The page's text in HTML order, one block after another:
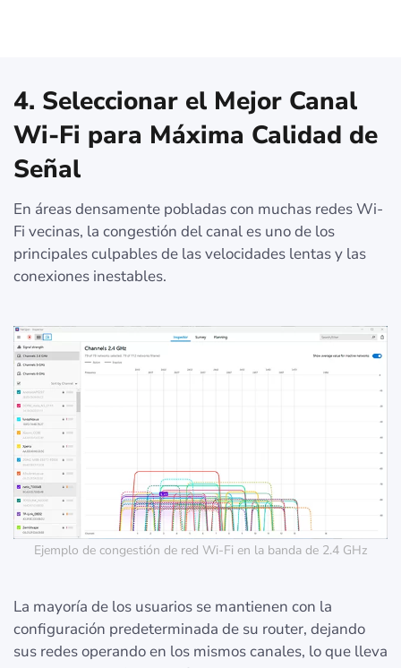
4. Seleccionar el Mejor Canal
Wi-Fi para Máxima Calidad de
Señal
En áreas densamente pobladas con muchas redes Wi-
Fi vecinas, la congestión del canal es uno de los
principales culpables de las velocidades lentas y las
conexiones inestables.
Ejemplo de congestión de red Wi-Fi en la banda de 2.4 GHz
La mayoría de los usuarios se mantienen con la
configuración predeterminada de su router, dejando
sus redes operando en los mismos canales, lo que lleva